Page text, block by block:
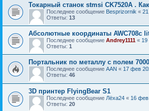
Токарный станок stmsi CK7520A .
Последнее сообщение Besprizornik «
Ответы: 13
Абсолютные координаты AWC708c
Последнее сообщение Andrey1111 « 19
Ответы: 1
Портальник по металлу с полем
Последнее сообщение AAN « 17 фев
Ответы: 46
3D принтер FlyingBear S1
Последнее сообщение Лёха24 « 16 фев
Ответы: 20